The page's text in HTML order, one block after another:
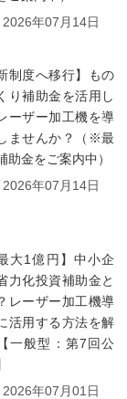
2026年07月14日
新制度へ移行】もの
り補助金を活用し
ーザー加工機を導
ませんか？（※最
助金をご案内中）
2026年07月14日
最大1億円】中小企
力化投資補助金と
レーザー加工機導
活用する方法を解
一般型：第7回公
2026年07月01日